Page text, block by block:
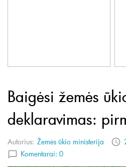
Baigėsi žemės
deklaravimas:
Autorius: Žemės ūkio ministerija
Komentarai: 0